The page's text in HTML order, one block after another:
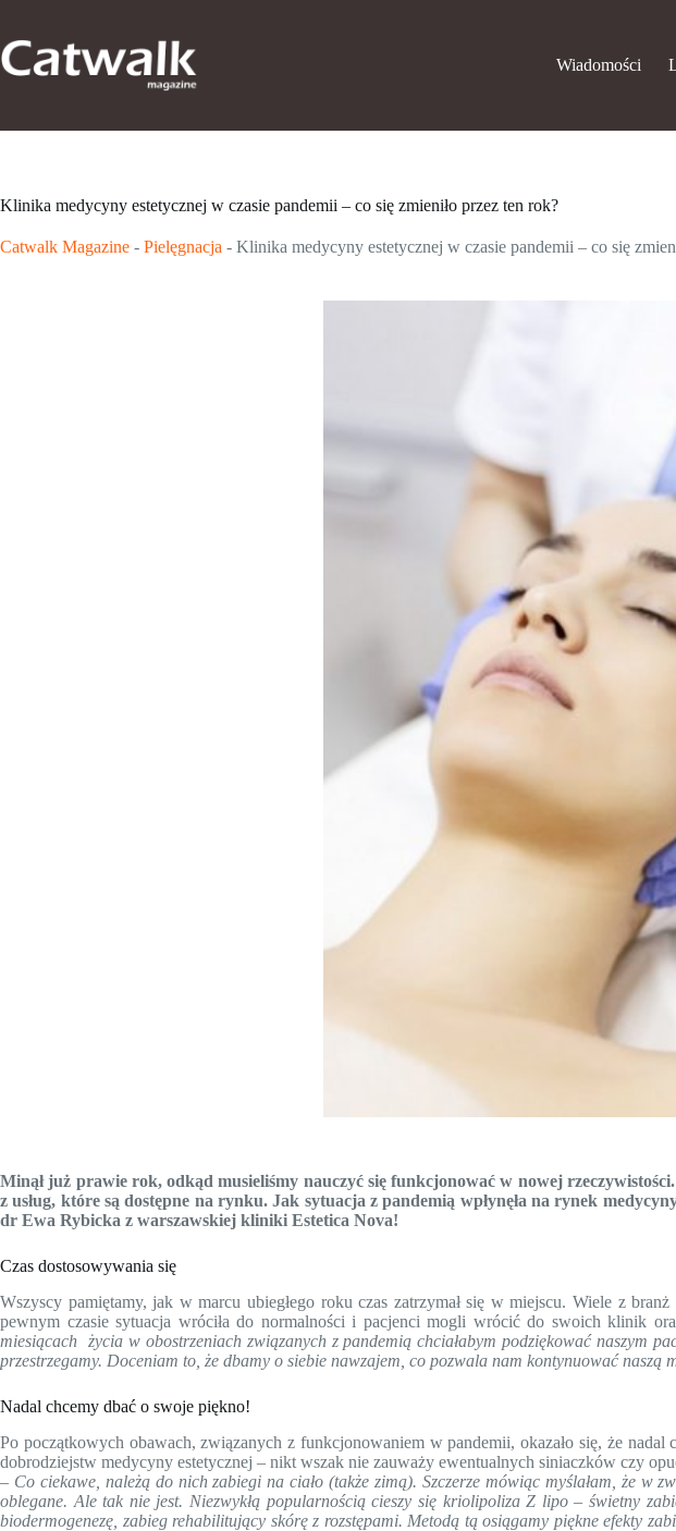
treści
Wiadomości
Klinika medycyny estetycznej w czasie pandemii – co się zmieniło przez ten rok?
Catwalk Magazine - Pielęgnacja - Klinika medycyny estetycznej w czasie pandemii – co się
Minął już prawie rok, odkąd musieliśmy nauczyć się funkcjonować w nowej
z usług, które są dostępne na rynku. Jak sytuacja z pandemią wpłynęła na rynek
dr Ewa Rybicka z warszawskiej kliniki Estetica Nova!
Czas dostosowywania się
Wszyscy pamiętamy, jak w marcu ubiegłego roku czas zatrzymał się w miejscu. Wiele z
pewnym czasie sytuacja wróciła do normalności i pacjenci mogli wrócić do swoich klinik
miesiącach życia w obostrzeniach związanych z pandemią chciałabym podziękować naszym
przestrzegamy. Doceniam to, że dbamy o siebie nawzajem, co pozwala nam kontynuować naszą
Nadal chcemy dbać o swoje piękno!
Po początkowych obawach, związanych z funkcjonowaniem w pandemii, okazało się, że
dobrodziejstw medycyny estetycznej – nikt wszak nie zauważy ewentualnych siniaczków czy
– Co ciekawe, należą do nich zabiegi na ciało (także zimą). Szczerze mówiąc myślałam, że w
oblegane. Ale tak nie jest. Niezwykłą popularnością cieszy się kriolipoliza Z lipo – świetny
biodermogenezę, zabieg rehabilitujący skórę z rozstępami. Metodą tą osiągamy piękne efekty